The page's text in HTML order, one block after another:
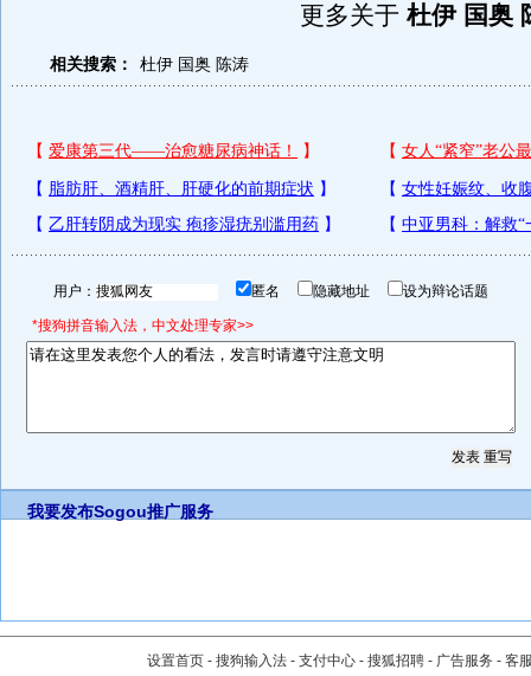
更多关于 杜伊 国奥
相关搜索： 杜伊 国奥 陈涛
用户： 匿名 隐藏地址 设为辩论话题
*搜狗拼音输入法，中文处理专家>>
我要发布Sogou推广服务
设置首页 - 搜狗输入法 - 支付中心 - 搜狐招聘 - 广告服务 - 客